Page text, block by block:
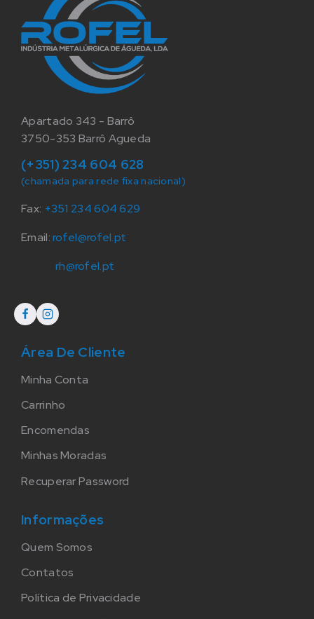
Apartado 343 - Barrô
3750-353 Barrô Agueda
(+351) 234 604 628
(chamada para rede fixa nacional)
Fax: +351 234 604 629
Email:rofel@rofel.pt
rh@rofel.pt
Área De Cliente
Minha Conta
Carrinho
Encomendas
Minhas Moradas
Recuperar Password
Informações
Quem Somos
Contatos
Política de Privacidade